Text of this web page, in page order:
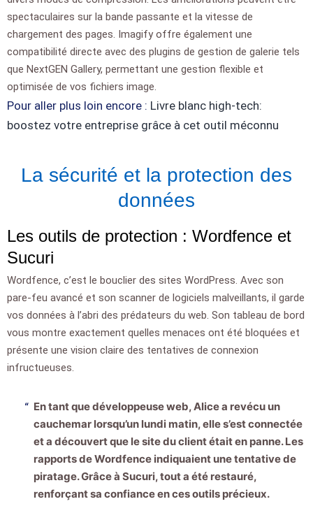
spectaculaires sur la bande passante et la vitesse de
chargement des pages. Imagify offre également une
compatibilité directe avec des plugins de gestion de galerie tels
que NextGEN Gallery, permettant une gestion flexible et
optimisée de vos fichiers image.
Pour aller plus loin encore : Livre blanc high-tech:
boostez votre entreprise grâce à cet outil méconnu
La sécurité et la protection des
données
Les outils de protection : Wordfence et
Sucuri
Wordfence, c’est le bouclier des sites WordPress. Avec son
pare-feu avancé et son scanner de logiciels malveillants, il garde
vos données à l’abri des prédateurs du web. Son tableau de bord
vous montre exactement quelles menaces ont été bloquées et
présente une vision claire des tentatives de connexion
infructueuses.
En tant que développeuse web, Alice a revécu un
cauchemar lorsqu’un lundi matin, elle s’est connectée
et a découvert que le site du client était en panne. Les
rapports de Wordfence indiquaient une tentative de
piratage. Grâce à Sucuri, tout a été restauré,
renforçant sa confiance en ces outils précieux.